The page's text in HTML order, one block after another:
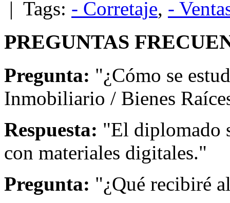
| Tags: - Corretaje, -
PREGUNTAS
Pregunta: "¿Cómo se
Inmobiliario / Bienes
Respuesta: "El diplomado
con materiales digitales."
Pregunta: "¿Qué recibiré